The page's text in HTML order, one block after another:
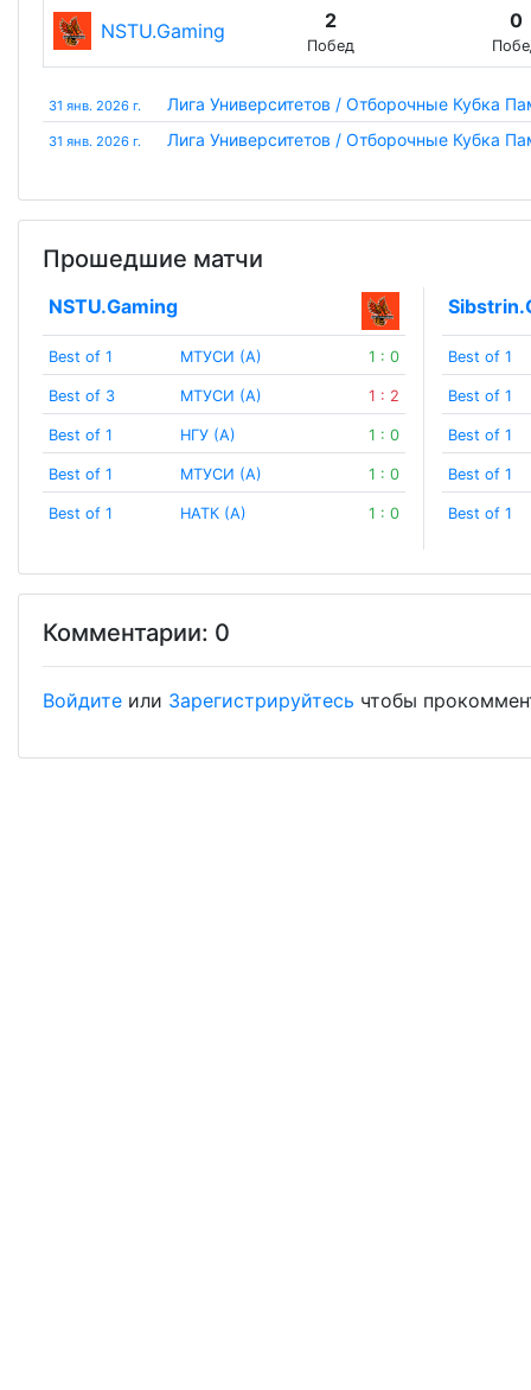
NSTU.Gaming 2
Побед
0
31 янв. 2026 г. Лига Университетов / Отборочные Кубка
31 янв. 2026 г. Лига Университетов / Отборочные Кубка
Прошедшие матчи
NSTU.Gaming
Best of 1 МТУСИ (А) 1 : 0
Best of 3 МТУСИ (А) 1 : 2
Best of 1 НГУ (А) 1 : 0
Best of 1 МТУСИ (А) 1 : 0
Best of 1 НАТК (А) 1 : 0
Best of 1
Best of 1
Best of 1
Best of 1
Best of 1
Комментарии: 0
Войдите или Зарегистрируйтесь чтобы